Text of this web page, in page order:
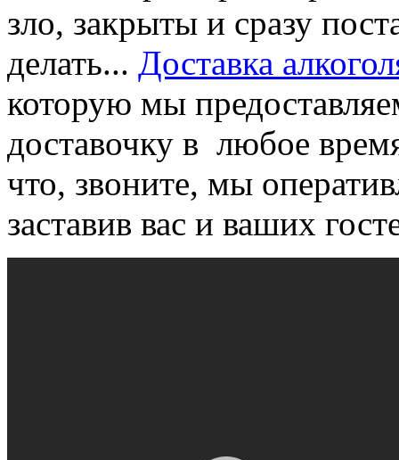
зло, закрыты и сразу
делать... Доставка
которую мы
доставочку в любое
что, звоните, мы
заставив вас и ваших